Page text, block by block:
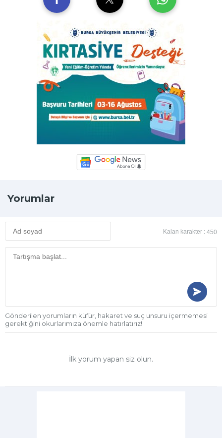
Yorumlar
Kalan karakter : 450
Gönderilen yorumların küfür, hakaret ve suç unsuru içermemesi
gerektiğini okurlarımıza önemle hatırlatırız!
İlk yorum yapan siz olun.